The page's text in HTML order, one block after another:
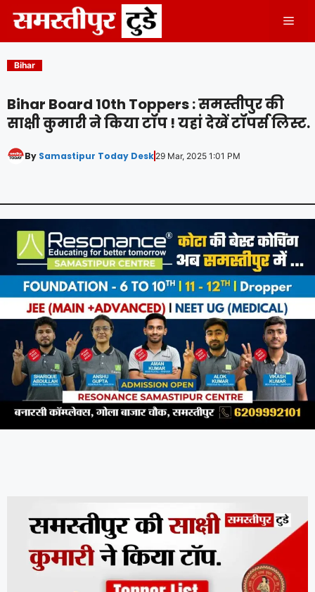
content
Bihar
Bihar Board 10th Toppers : समस्तीपुर की
साक्षी कुमारी ने किया टॉप ! यहां देखें टॉपर्स लिस्ट.
By Samastipur Today Desk 29 Mar, 2025 1:01 PM